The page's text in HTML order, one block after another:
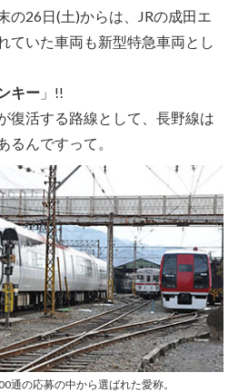
の26日(土)からは、JRの成田エ
ていた車両も新型特急車両とし
キー 」!!
復活する路線として、長野線は
るんですって。
通の応募の中から選ばれた愛称。